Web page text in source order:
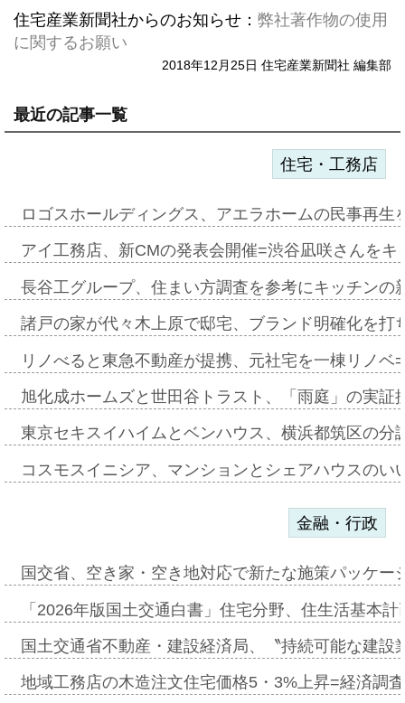
住宅産業新聞社からのお知らせ： 弊社著作物の使用
に関するお願い
2018年12月25日 住宅産業新聞社 編集部
最近の記事一覧
住宅・工務店
ロゴスホールディングス、アエラホームの民事再
アイ工務店、新CMの発表会開催=渋谷凪咲さんを
長谷工グループ、住まい方調査を参考にキッチン
諸戸の家が代々木上原で邸宅、ブランド明確化を
リノべると東急不動産が提携、元社宅を一棟リノ
旭化成ホームズと世田谷トラスト、「雨庭」の実
東京セキスイハイムとベンハウス、横浜都筑区の
コスモスイニシア、マンションとシェアハウスの
金融・行政
国交省、空き家・空き地対応で新たな施策パッケ
「2026年版国土交通白書」住宅分野、住生活基本
国土交通省不動産・建設経済局、〝持続可能な建
地域工務店の木造注文住宅価格5・3%上昇=経済調